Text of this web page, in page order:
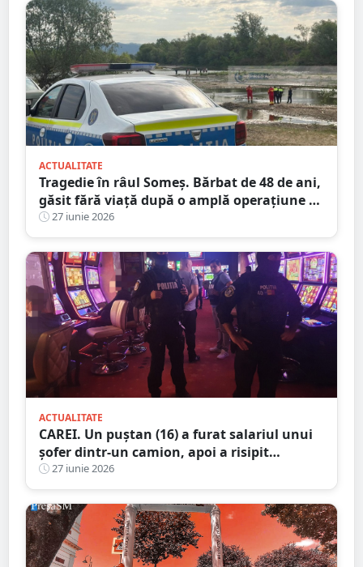
ACTUALITATE
Tragedie în râul Someș. Bărbat de 48 de ani,
găsit fără viață după o amplă operațiune de
căutare cu scafandri și bărci de intervenție
27 iunie 2026
ACTUALITATE
CAREI. Un puștan (16) a furat salariul unui
șofer dintr-un camion, apoi a risipit
aproape toți banii la păcănele
27 iunie 2026